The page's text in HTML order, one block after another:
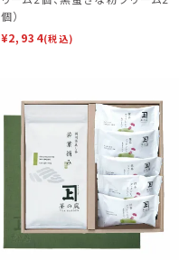
個）
¥2,934(税込)